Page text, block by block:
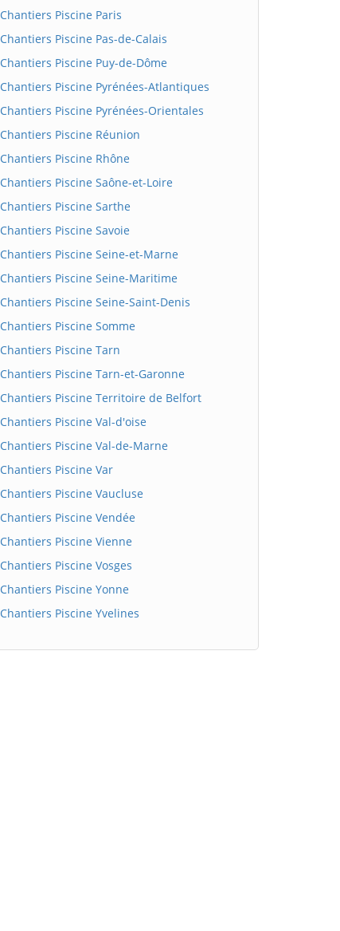
Chantiers Piscine Paris
Chantiers Piscine Pas-de-Calais
Chantiers Piscine Puy-de-Dôme
Chantiers Piscine Pyrénées-Atlantiques
Chantiers Piscine Pyrénées-Orientales
Chantiers Piscine Réunion
Chantiers Piscine Rhône
Chantiers Piscine Saône-et-Loire
Chantiers Piscine Sarthe
Chantiers Piscine Savoie
Chantiers Piscine Seine-et-Marne
Chantiers Piscine Seine-Maritime
Chantiers Piscine Seine-Saint-Denis
Chantiers Piscine Somme
Chantiers Piscine Tarn
Chantiers Piscine Tarn-et-Garonne
Chantiers Piscine Territoire de Belfort
Chantiers Piscine Val-d'oise
Chantiers Piscine Val-de-Marne
Chantiers Piscine Var
Chantiers Piscine Vaucluse
Chantiers Piscine Vendée
Chantiers Piscine Vienne
Chantiers Piscine Vosges
Chantiers Piscine Yonne
Chantiers Piscine Yvelines